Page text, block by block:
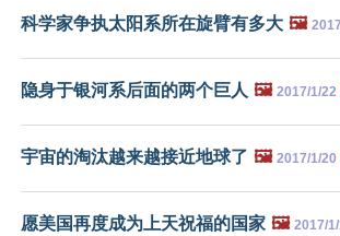
科学家争执太阳系所在旋臂有多大 🖼️
隐身于银河系后面的两个巨人 🖼️ 2017/1/22
宇宙的淘汰越来越接近地球了 🖼️ 2017/1/20
愿美国再度成为上天祝福的国家 🖼️ 2017/